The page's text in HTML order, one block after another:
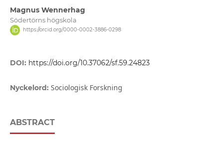
Magnus Wennerhag
Södertörns högskola
https://orcid.org/0000-0002-3886-0298
DOI: https://doi.org/10.37062/sf.59.24823
Nyckelord: Sociologisk Forskning
ABSTRACT